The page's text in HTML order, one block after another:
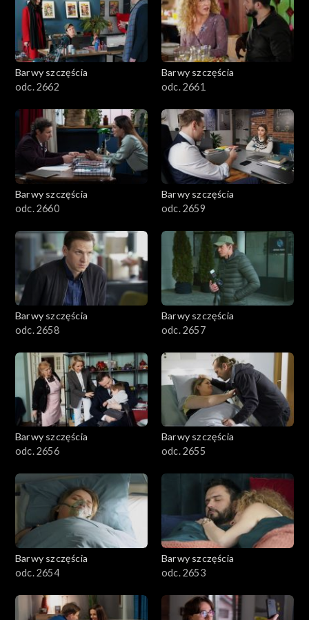
Barwy szczęścia
odc. 2662
Barwy szczęścia
odc. 2661
Barwy szczęścia
odc. 2660
Barwy szczęścia
odc. 2659
Barwy szczęścia
odc. 2658
Barwy szczęścia
odc. 2657
Barwy szczęścia
odc. 2656
Barwy szczęścia
odc. 2655
Barwy szczęścia
odc. 2654
Barwy szczęścia
odc. 2653